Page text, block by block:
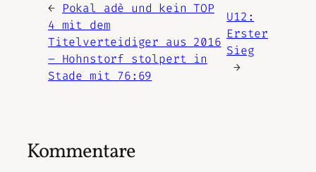
← Pokal adè und kein TOP
4 mit dem
Titelverteidiger aus 2016
– Hohnstorf stolpert in
Stade mit 76:69
U12:
Erster
Sieg
→
Kommentare